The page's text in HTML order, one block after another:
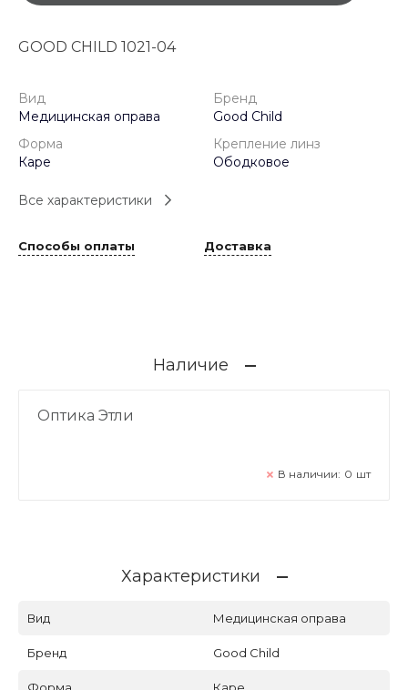
GOOD CHILD 1021-04
Вид
Медицинская оправа
Бренд
Good Child
Форма
Каре
Крепление линз
Ободковое
Все характеристики
Способы оплаты Доставка
Наличие
Оптика Этли
В наличии: 0 шт
Характеристики
Вид Медицинская оправа
Бренд Good Child
Форма Каре